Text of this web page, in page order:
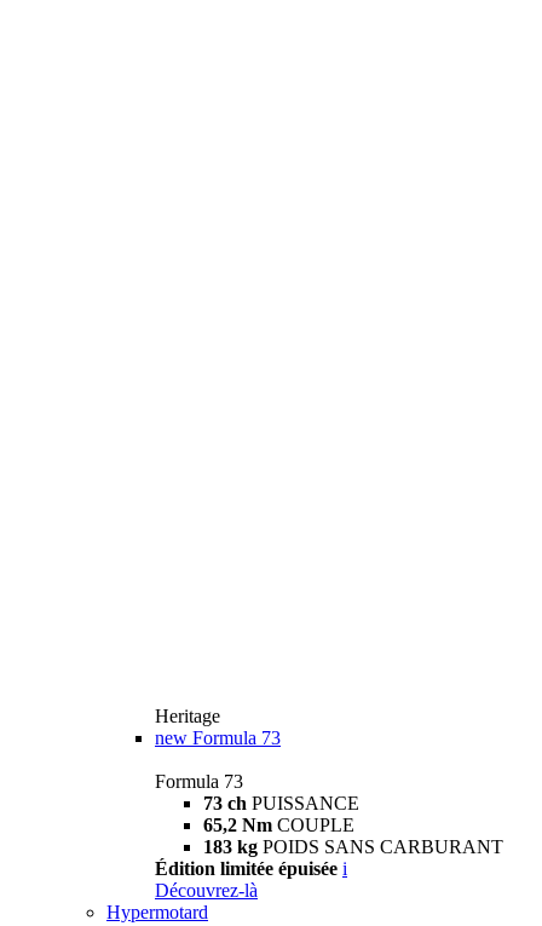
Heritage
new Formula 73
Formula 73
73 ch PUISSANCE
65,2 Nm COUPLE
183 kg POIDS SANS CARBURANT
Édition limitée épuisée i
Découvrez-là
Hypermotard